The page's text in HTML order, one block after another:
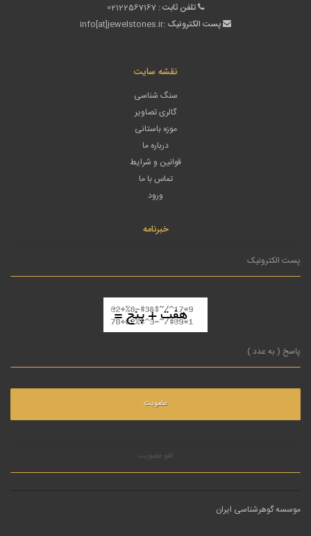
تلفن ثابت : 02122567167
پست الکترونیک :info[at]jewelstones.ir
نقشه سایت
سنگ شناسی
گالری تصاویر
موزه باستانی
درباره ما
قوانین و شرایط
تماس با ما
ورود
خبرنامه
لغو عضویت
موسسه گوهرشناسی ایران